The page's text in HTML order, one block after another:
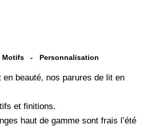
Motifs Personnalisation
beauté, nos parures de lit en
et finitions.
haut de gamme sont frais l’été